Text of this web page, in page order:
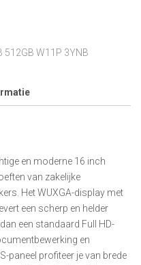
512GB W11P 3YNB
en moderne 16 inch
van zakelijke
Het WUXGA-display met
een scherp en helder
een standaard Full HD-
en
paneel profiteer je van brede